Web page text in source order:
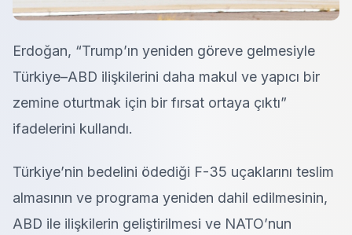
Erdoğan, “Trump’ın yeniden göreve gelmesiyle
Türkiye–ABD ilişkilerini daha makul ve yapıcı bir
zemine oturtmak için bir fırsat ortaya çıktı”
ifadelerini kullandı.
Türkiye’nin bedelini ödediği F-35 uçaklarını teslim
almasının ve programa yeniden dahil edilmesinin,
ABD ile ilişkilerin geliştirilmesi ve NATO’nun